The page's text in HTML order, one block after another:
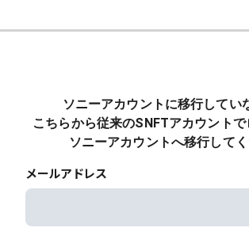
ソニーアカウントに移行してい
こちらから従来のSNFTアカウントで
ソニーアカウントへ移行して
メールアドレス